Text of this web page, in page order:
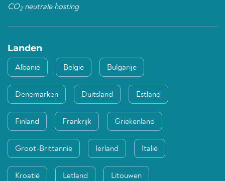
CO2neutrale hosting
Landen
Albanië België Bulgarije
Denemarken Duitsland Estland
Finland Frankrijk Griekenland
Groot-Brittannië Ierland Italië
Kroatië Letland Litouwen